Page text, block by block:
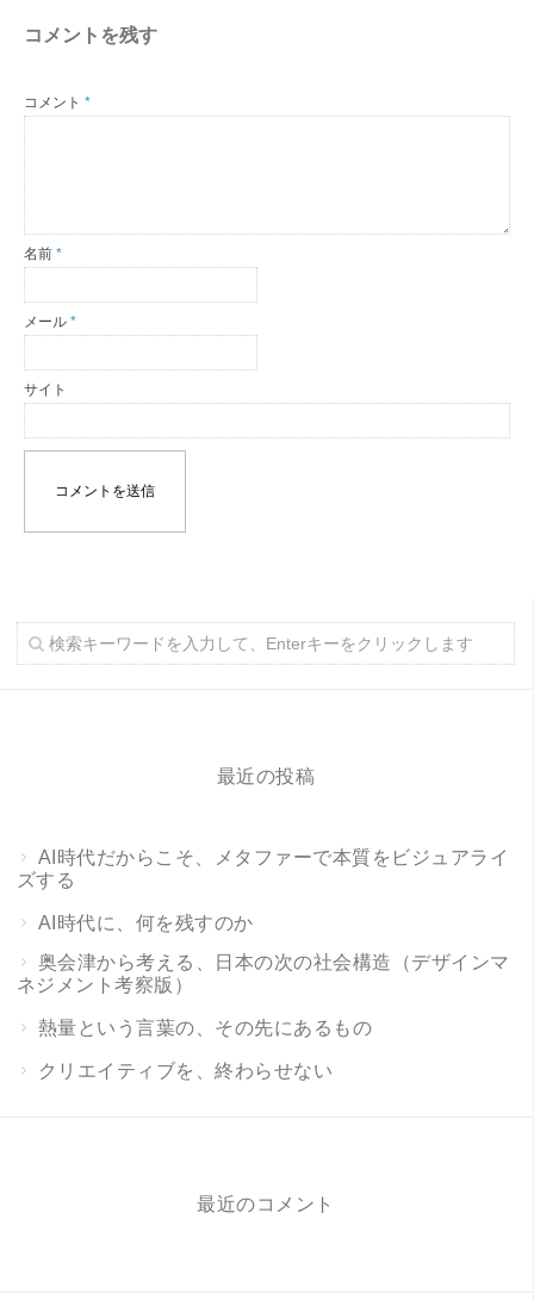
コメントを残す
コメント *
名前 *
メール *
サイト
最近の投稿
AI時代だからこそ、メタファーで本質をビジュアライ
ズする
AI時代に、何を残すのか
奥会津から考える、日本の次の社会構造（デザインマ
ネジメント考察版）
熱量という言葉の、その先にあるもの
クリエイティブを、終わらせない
最近のコメント